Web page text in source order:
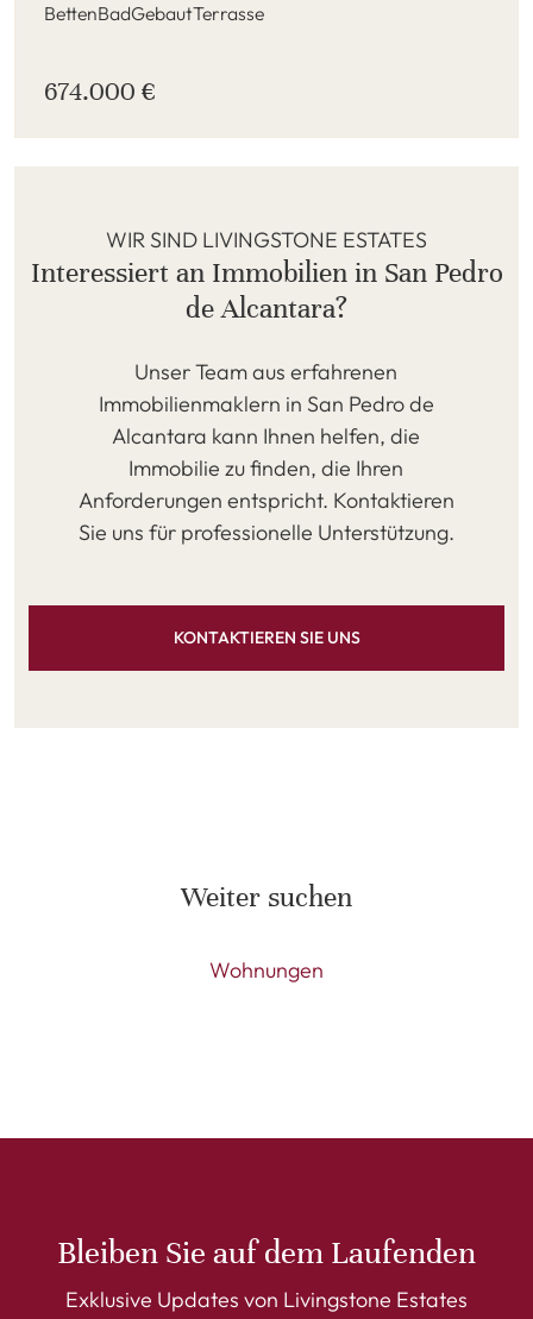
BettenBadGebautTerrasse
674.000 €
WIR SIND LIVINGSTONE ESTATES
Interessiert an Immobilien in San Pedro
de Alcantara?
Unser Team aus erfahrenen
Immobilienmaklern in San Pedro de
Alcantara kann Ihnen helfen, die
Immobilie zu finden, die Ihren
Anforderungen entspricht. Kontaktieren
Sie uns für professionelle Unterstützung.
KONTAKTIEREN SIE UNS
Weiter suchen
Wohnungen
Bleiben Sie auf dem Laufenden
Exklusive Updates von Livingstone Estates